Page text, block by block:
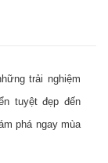
trải nghiệm
tuyệt đẹp đến
phá ngay mùa